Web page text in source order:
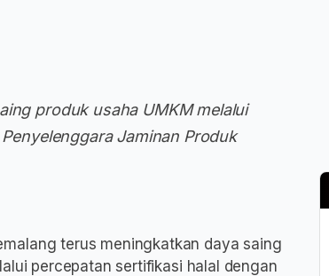
produk usaha UMKM melalui
Jaminan Produk
terus meningkatkan daya saing
percepatan sertifikasi halal dengan